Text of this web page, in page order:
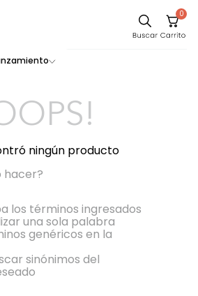
0
ningún producto
hacer?
los términos ingresados
una sola palabra
genéricos en la
sinónimos del